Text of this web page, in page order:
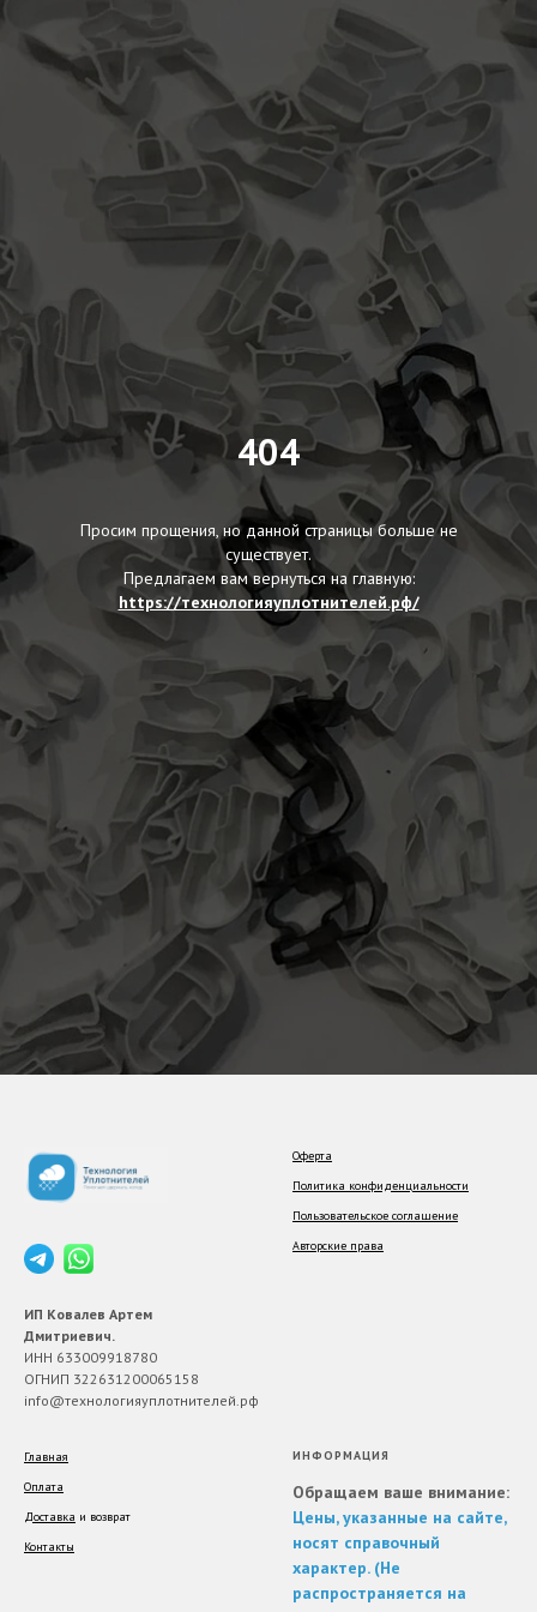
404
Просим прощения, но данной страницы больше не
существует.
Предлагаем вам вернуться на главную:
https://технологияуплотнителей.рф/
ИП Ковалев Артем
Дмитриевич.
ИНН 633009918780
ОГНИП 322631200065158
info@технологияуплотнителей.рф
Оферта
Политика конфиденциальности
Пользовательское соглашение
Авторские права
Главная
Оплата
Доставка и возврат
Контакты
ИНФОРМАЦИЯ
Обращаем ваше внимание:
Цены, указанные на сайте,
носят справочный
характер. (Не
распространяется на